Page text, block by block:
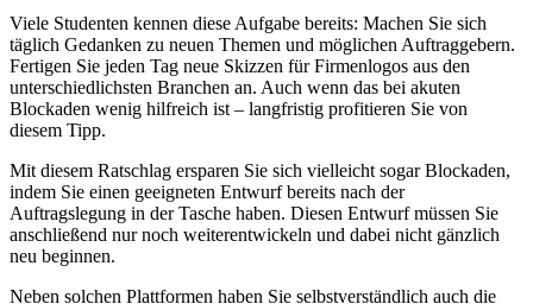
Viele Studenten kennen diese Aufgabe bereits: Machen Sie sich
täglich Gedanken zu neuen Themen und möglichen Auftraggebern.
Fertigen Sie jeden Tag neue Skizzen für Firmenlogos aus den
unterschiedlichsten Branchen an. Auch wenn das bei akuten
Blockaden wenig hilfreich ist – langfristig profitieren Sie von
diesem Tipp.
Mit diesem Ratschlag ersparen Sie sich vielleicht sogar Blockaden,
indem Sie einen geeigneten Entwurf bereits nach der
Auftragslegung in der Tasche haben. Diesen Entwurf müssen Sie
anschließend nur noch weiterentwickeln und dabei nicht gänzlich
neu beginnen.
Neben solchen Plattformen haben Sie selbstverständlich auch die